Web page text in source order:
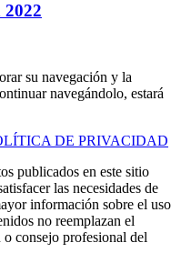
su navegación y la
navegándolo, estará
DE PRIVACIDAD
publicados en este sitio
las necesidades de
información sobre el uso
no reemplazan el
consejo profesional del